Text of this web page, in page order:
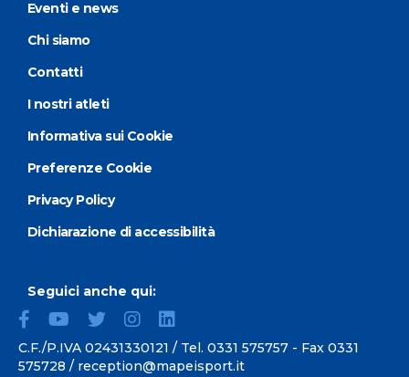
Eventi e news
Chi siamo
Contatti
I nostri atleti
Informativa sui Cookie
Preferenze Cookie
Privacy Policy
Dichiarazione di accessibilità
Seguici anche qui:
C.F./P.IVA 02431330121 / Tel. 0331 575757 - Fax 0331
575728 / reception@mapeisport.it